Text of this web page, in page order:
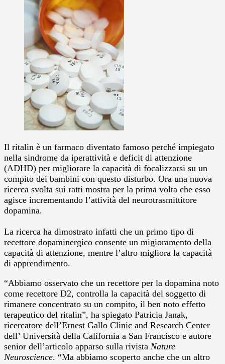
Il ritalin è un farmaco diventato famoso perché impiegato
nella sindrome da iperattività e deficit di attenzione
(ADHD) per migliorare la capacità di focalizzarsi su un
compito dei bambini con questo disturbo. Ora una nuova
ricerca svolta sui ratti mostra per la prima volta che esso
agisce incrementando l’attività del neurotrasmittitore
dopamina.
La ricerca ha dimostrato infatti che un primo tipo di
recettore dopaminergico consente un migioramento della
capacità di attenzione, mentre l’altro migliora la capacità
di apprendimento.
“Abbiamo osservato che un recettore per la dopamina noto
come recettore D2, controlla la capacità del soggetto di
rimanere concentrato su un compito, il ben noto effetto
terapeutico del ritalin”, ha spiegato Patricia Janak,
ricercatore dell’Ernest Gallo Clinic and Research Center
dell’ Università della California a San Francisco e autore
senior dell’articolo apparso sulla rivista Nature
Neuroscience. “Ma abbiamo scoperto anche che un altro